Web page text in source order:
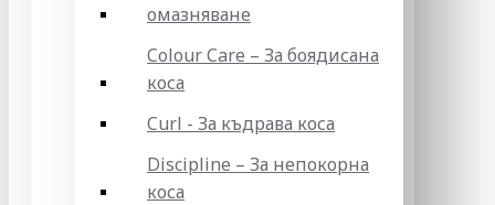
омазняване
Colour Care – За боядисана
коса
Curl - За къдрава коса
Discipline – За непокорна
коса